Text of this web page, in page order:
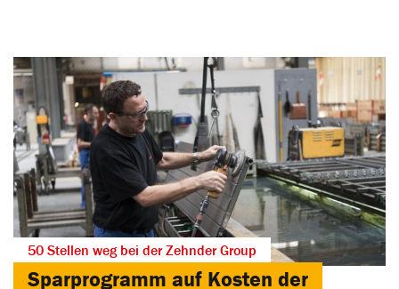
50 Stellen weg bei der Zehnder Group
Sparprogramm auf Kosten der